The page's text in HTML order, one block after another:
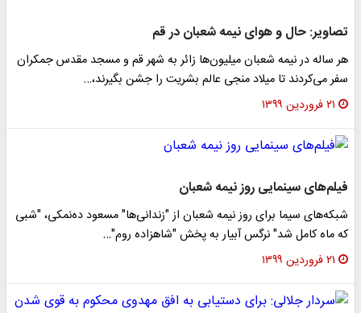
تصاویر: حال و هوای نیمه شعبان در قم
هر ساله در نیمه شعبان میلیون‌ها زائر به شهر قم و مسجد مقدس جمکران
سفر می‌کردند تا میلاد منجی عالم بشریت را جشن بگیرند،…
۲۱ فروردین ۱۳۹۹
فیلم‌های سینمایی روز نیمه شعبان
شبکه‌های سیما برای روز نیمه شعبان از "زندانی‌ها" مسعود ده‌نمکی، "شبی
که ماه کامل شد" نرگس آبیار به پخش "شاهزاده روم"…
۲۱ فروردین ۱۳۹۹